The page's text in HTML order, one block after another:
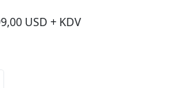
USD + KDV